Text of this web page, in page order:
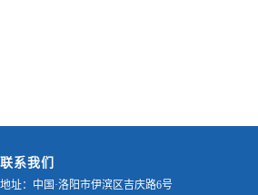
联系我们
地址：中国·洛阳市伊滨区吉庆路6号